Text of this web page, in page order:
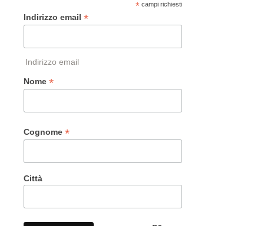
*campi richiesti
Indirizzo email *
Indirizzo email
Nome *
Cognome *
Città